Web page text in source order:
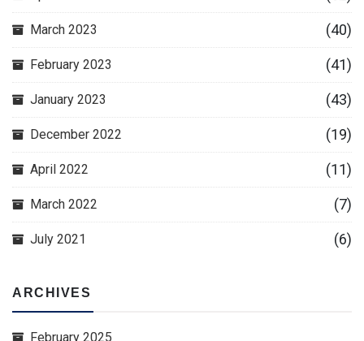
March 2023 (40)
February 2023 (41)
January 2023 (43)
December 2022 (19)
April 2022 (11)
March 2022 (7)
July 2021 (6)
ARCHIVES
February 2025